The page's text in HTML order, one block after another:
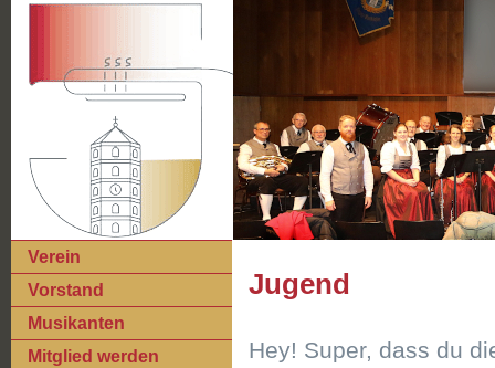
Verein
Vorstand
Musikanten
Mitglied werden
Jugend
Hey! Super, dass du